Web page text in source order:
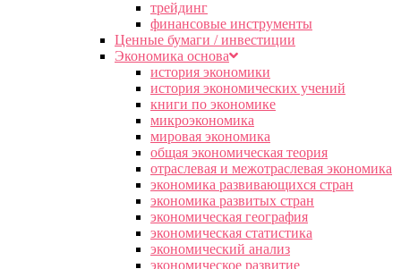
трейдинг
финансовые инструменты
Ценные бумаги / инвестиции
Экономика основа
история экономики
история экономических учений
книги по экономике
микроэкономика
мировая экономика
общая экономическая теория
отраслевая и межотраслевая экономика
экономика развивающихся стран
экономика развитых стран
экономическая география
экономическая статистика
экономический анализ
экономическое развитие